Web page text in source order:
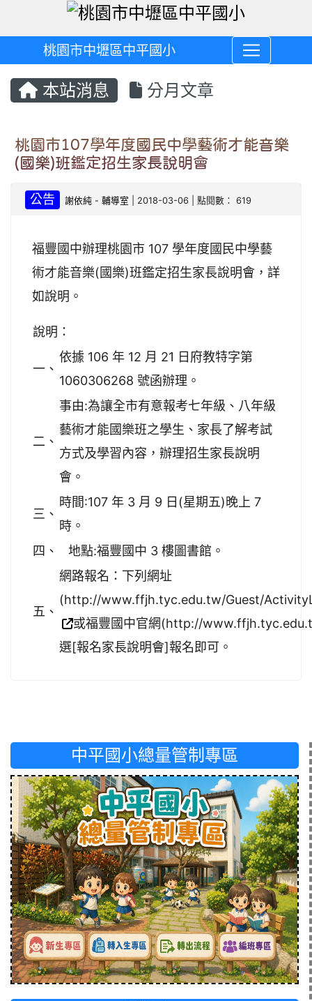
桃園市中壢區中平國小
本站消息 分月文章
桃園市107學年度國民中學藝術才能音樂
(國樂)班鑑定招生家長說明會
公告 謝依純 -輔導室 | 2018-03-06 | 點閱數： 619
福豐國中辦理桃園市 107 學年度國民中學藝
術才能音樂(國樂)班鑑定招生家長說明會，詳
如說明。
說明：
一、
依據 106 年 12 月 21 日府教特字第
1060306268 號函辦理。
二、
事由:為讓全市有意報考七年級、八年級
藝術才能國樂班之學生、家長了解考試
方式及學習內容，辦理招生家長說明
會。
三、
時間:107 年 3 月 9 日(星期五)晚上 7
時。
四、
地點:福豐國中 3 樓圖書館。
五、
網路報名：下列網址
(http://www.ffjh.tyc.edu.tw/Guest/
或福豐國中官網(http://
選[報名家長說明會]報名即可。
中平國小總量管制專區